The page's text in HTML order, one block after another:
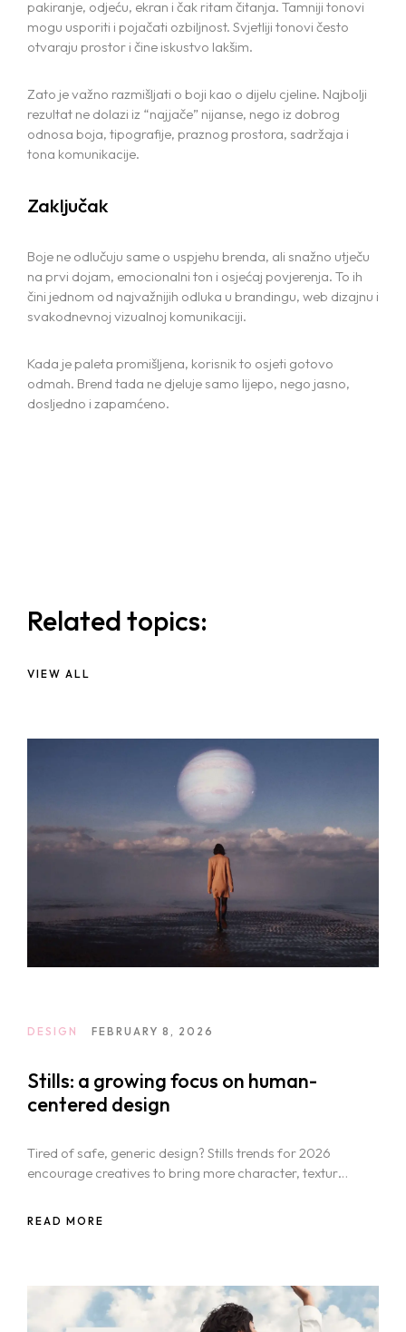
pakiranje, odjeću, ekran i čak ritam čitanja. Tamniji tonovi
mogu usporiti i pojačati ozbiljnost. Svjetliji tonovi često
otvaraju prostor i čine iskustvo lakšim.
Zato je važno razmišljati o boji kao o dijelu cjeline. Najbolji
rezultat ne dolazi iz “najjače” nijanse, nego iz dobrog
odnosa boja, tipografije, praznog prostora, sadržaja i
tona komunikacije.
Zaključak
Boje ne odlučuju same o uspjehu brenda, ali snažno utječu
na prvi dojam, emocionalni ton i osjećaj povjerenja. To ih
čini jednom od najvažnijih odluka u brandingu, web dizajnu i
svakodnevnoj vizualnoj komunikaciji.
Kada je paleta promišljena, korisnik to osjeti gotovo
odmah. Brend tada ne djeluje samo lijepo, nego jasno,
dosljedno i zapamćeno.
Related topics:
VIEW ALL
DESIGN FEBRUARY 8, 2026
Stills: a growing focus on human-
centered design
Tired of safe, generic design? Stills trends for 2026
encourage creatives to bring more character, texture,
READ MORE